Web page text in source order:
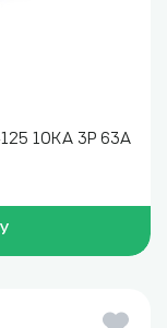
10KA 3P 63A